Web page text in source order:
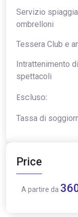
Servizio
ombrelloni
Tessera Club e
Intrattenimento
spettacoli
Escluso:
Tassa di
Price
A partire da